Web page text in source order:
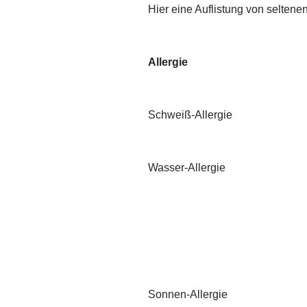
Hier eine Auflistung von
Allergie
Schweiß-Allergie
Wasser-Allergie
Sonnen-Allergie